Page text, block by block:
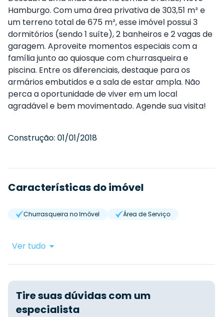
Hamburgo. Com uma área privativa de 303,51 m² e
um terreno total de 675 m², esse imóvel possui 3
dormitórios (sendo 1 suíte), 2 banheiros e 2 vagas de
garagem. Aproveite momentos especiais com a
família junto ao quiosque com churrasqueira e
piscina. Entre os diferenciais, destaque para os
armários embutidos e a sala de estar ampla. Não
perca a oportunidade de viver em um local
agradável e bem movimentado. Agende sua visita!
Construção: 01/01/2018
Características do imóvel
Churrasqueira no Imóvel Área de Serviço
Ver tudo
Tire suas dúvidas com um
especialista